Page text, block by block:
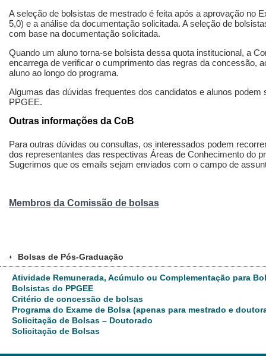
A seleção de bolsistas de mestrado é feita após a aprovação no
5,0) e a análise da documentação solicitada. A seleção de
com base na documentação solicitada.
Quando um aluno torna-se bolsista dessa quota institucional, a
encarrega de verificar o cumprimento das regras da concessão,
aluno ao longo do programa.
Algumas das dúvidas frequentes dos candidatos e alunos
PPGEE.
Outras informações da CoB
Para outras dúvidas ou consultas, os interessados podem
dos representantes das respectivas Áreas de Conhecimento do
Sugerimos que os emails sejam enviados com o campo de
Membros da Comissão de bolsas
+ Bolsas de Pós-Graduação
Atividade Remunerada, Acúmulo ou Complementação para
Bolsistas do PPGEE
Critério de concessão de bolsas
Programa do Exame de Bolsa (apenas para mestrado e
Solicitação de Bolsas – Doutorado
Solicitação de Bolsas